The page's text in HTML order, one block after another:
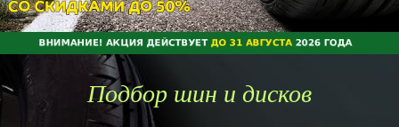
Подбор шин и дисков